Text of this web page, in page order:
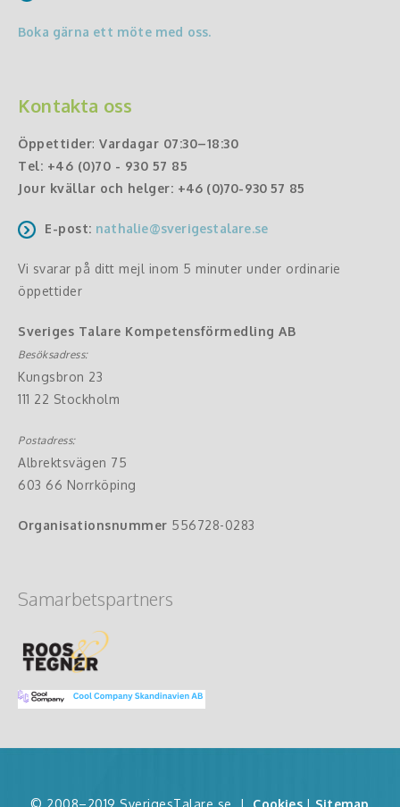
Boka gärna ett möte med oss.
Kontakta oss
Öppettider: Vardagar 07:30–18:30
Tel: +46 (0)70 - 930 57 85
Jour kvällar och helger: +46 (0)70-930 57 85
E-post: nathalie@sverigestalare.se
Vi svarar på ditt mejl inom 5 minuter under ordinarie
öppettider
Sveriges Talare Kompetensförmedling AB
Besöksadress:
Kungsbron 23
111 22 Stockholm
Postadress:
Albrektsvägen 75
603 66 Norrköping
Organisationsnummer 556728-0283
Samarbetspartners
© 2008–2019 SverigesTalare.se | Cookies | Sitemap